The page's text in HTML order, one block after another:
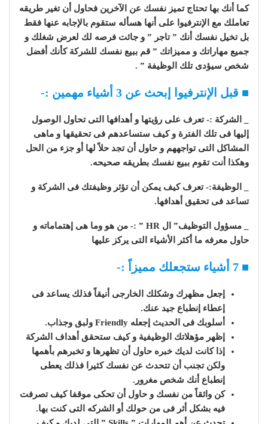
كما أنك بها تحتاج تميز نفسك عن الآخرين فحاول أن تغير طريقه
تعاملك مع الإنترفيوا على أنها هسأله ستقوم بالإجابه عنها فقط
بل تخيل نفسك أنك ” تاجر ” و جائت فرصه لك لعرض شغلك و
جميع مهاراتك و مميزاتك ” قم ببيع نفسك للشركة كأنك أفضل
شخص سيؤدى تلك الوظيفة ” .
■ قبل الإنترفيوا إبحث عن 3 أشياء مهمين :-
_ الشركة :- تعرف على رؤيتها و أهدافها التى تحاول الوصول
إليها فى تلك الفترة و كيف ستساعدهم فى تحقيقها و ماهى
المشاكل التى تواجههم و حاول أن تجد حلاً لها أو جزء من الحل
وهكذا أنت تقوم ببيع نفسك بطريقه صحيحه.
_ الوظيفة:- تعرف كيف يمكن أن تؤثر وظيفتك فى الشركة و
تساعد فى تحقيق أهدافها.
_ مسؤول التوظيف” ال HR ” :- من هو وما هى إهتماماته و
حاول معرفه ما أكثر الأشياء التى يركز عليها
■ 7 أشياء ستجعلك مميزاً :-
إجعل مظهرك وشكلك الخارجى أنيقاً فذلك يساعد فى
إعطاء إنطباع جيد عنك.
أسلوبك فى الحديث إجعله Friendly ولبق وجذاب.
إظهر مؤهلاتك الوظيفية و كيف ستحقق أهداف الشركة
إذا كانت لديك خبره حاول أن تظهرها و تخبرهم بأهمها
ولكن تجنب أن تتحدث عن نفسك كثيرا فذلك يعطى
إنطباع أنك شخص مغرور.
كن واثقاً من نفسك و حاول أن تحكى موقفا كيف تصرفت
فيه بشكل أثر فى من حولك أو الشركه التى كنت بها.